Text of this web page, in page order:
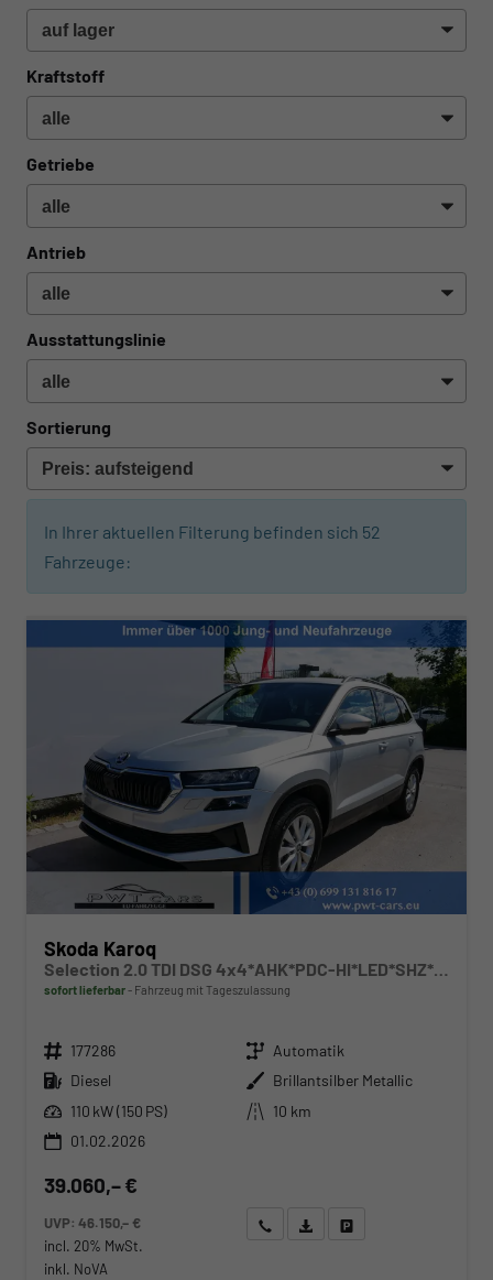
Kraftstoff
Getriebe
Antrieb
Ausstattungslinie
Sortierung
In Ihrer aktuellen Filterung befinden sich 52
Fahrzeuge:
Skoda Karoq
Selection 2.0 TDI DSG 4x4*AHK*PDC-HI*LED*SHZ*SMARTLINK*TEMPOMAT
sofort lieferbar Fahrzeug mit Tageszulassung
Fahrzeugnr. 177286 Getriebe Automatik
Kraftstoff Diesel Außenfarbe Brillantsilber Metallic
Leistung 110 kW (150 PS) Kilometerstand
10 km
01.02.2026
39.060,– €
UVP:46.150,– €
incl. 20% MwSt.
inkl. NoVA
Wir rufen Sie anAngebot drucken (PDF)